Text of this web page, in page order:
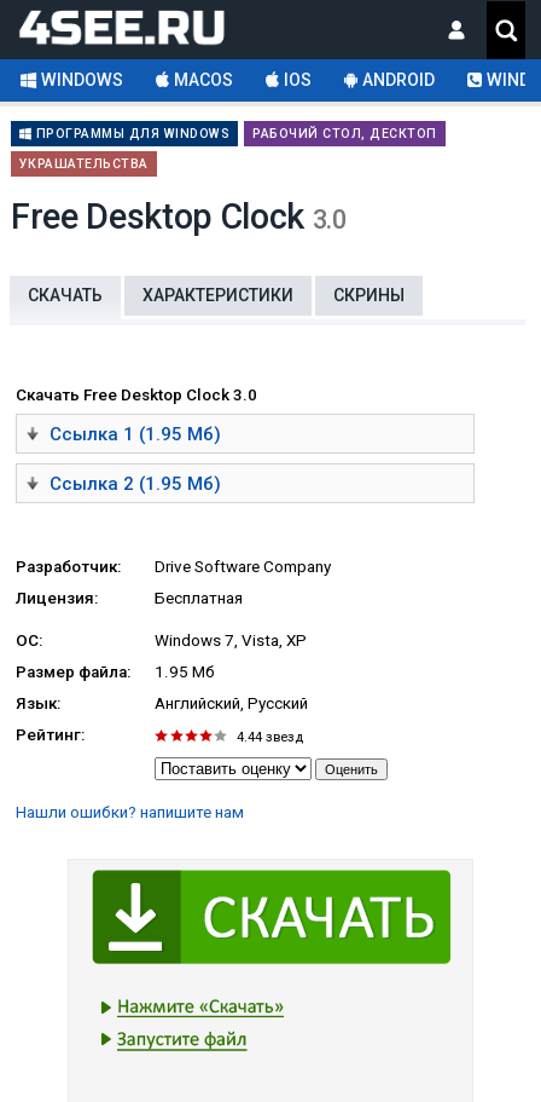
WINDOWS MACOS IOS ANDROID
ПРОГРАММЫ ДЛЯ WINDOWS
РАБОЧИЙ СТОЛ, ДЕСКТОП
УКРАШАТЕЛЬСТВА
Free Desktop Clock 3.0
СКАЧАТЬ ХАРАКТЕРИСТИКИ СКРИНЫ
Скачать Free Desktop Clock 3.0
Ссылка 1 (1.95 Мб)
Ссылка 2 (1.95 Мб)
Разработчик:
Drive Software Company
Лицензия:
Бесплатная
ОС:
Windows 7, Vista, XP
Размер файла:
1.95 Мб
Язык:
Английский, Русский
Рейтинг:
4.44 звезд
Нашли ошибки? напишите нам